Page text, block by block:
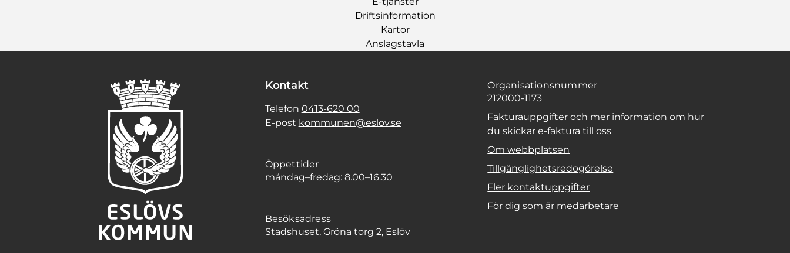
Driftsinformation
Kartor
Anslagstavla
Kontakt
Telefon 0413-620 00
E-post kommunen@eslov.se
Öppettider
måndag–fredag: 8.00–16.30
Besöksadress
Stadshuset, Gröna torg 2, Eslöv
Organisationsnummer
212000-1173
Fakturauppgifter och mer information om hur
du skickar e-faktura till oss
Om webbplatsen
Tillgänglighetsredogörelse
Fler kontaktuppgifter
För dig som är medarbetare